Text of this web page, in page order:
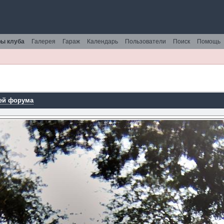
Помощь
Поиск
Пользователи
Календарь
Гараж
Галерея
клуба
форума